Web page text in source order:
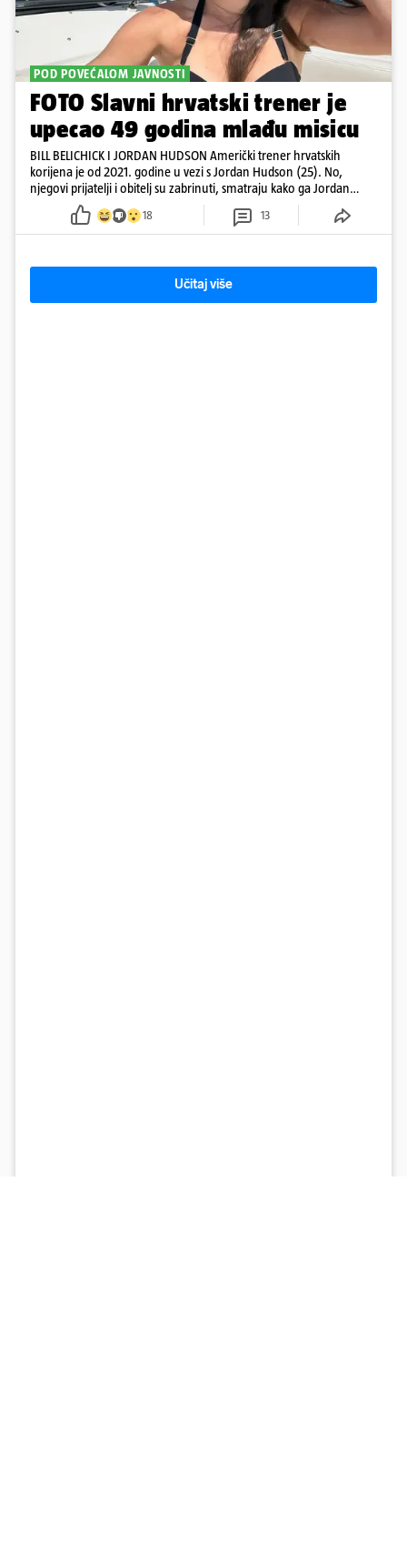
POD POVEĆALOM JAVNOSTI
FOTO Slavni hrvatski trener je
upecao 49 godina mlađu misicu
BILL BELICHICK I JORDAN HUDSON Američki trener hrvatskih
korijena je od 2021. godine u vezi s Jordan Hudson (25). No,
njegovi prijatelji i obitelj su zabrinuti, smatraju kako ga Jordan
kontrolira
18 13
Učitaj više